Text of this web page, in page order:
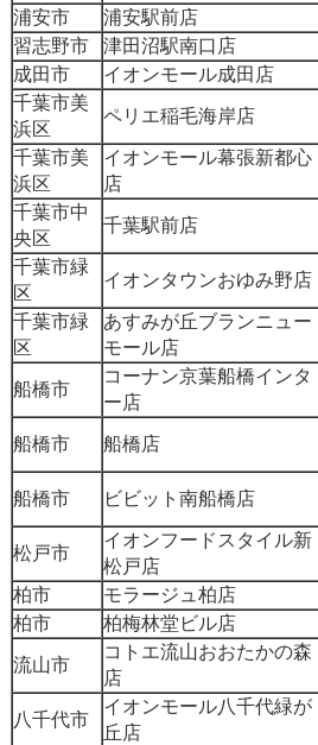
浦安市
浦安駅前店
習志野市
津田沼駅南口店
成田市
イオンモール成田店
千葉市美
浜区
ペリエ稲毛海岸店
千葉市美
浜区
イオンモール幕張新都心
店
千葉市中
央区
千葉駅前店
千葉市緑
区
イオンタウンおゆみ野店
千葉市緑
区
あすみが丘ブランニュー
モール店
船橋市
コーナン京葉船橋インタ
ー店
船橋市 船橋店
船橋市 ビビット南船橋店
松戸市
イオンフードスタイル新
松戸店
柏市
モラージュ柏店
柏市
柏梅林堂ビル店
流山市
コトエ流山おおたかの森
店
八千代市
イオンモール八千代緑が
丘店